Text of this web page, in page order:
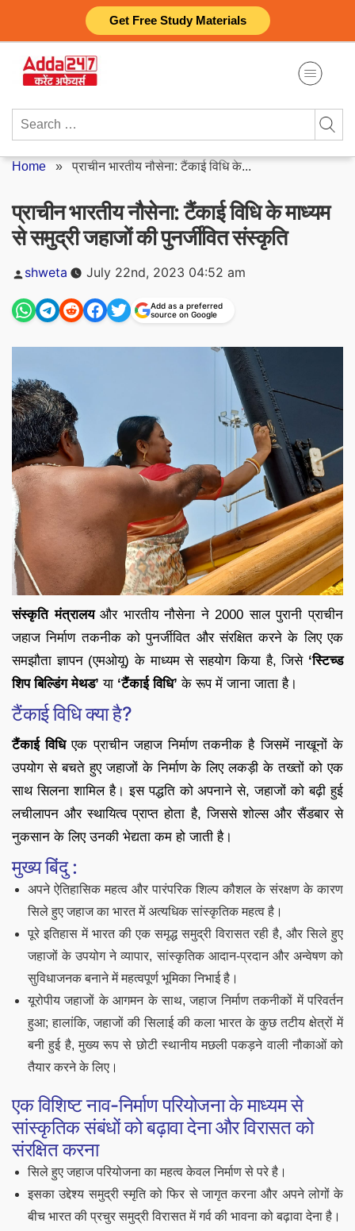
Get Free Study Materials
content
Search
Home »प्राचीन भारतीय नौसेना: टैंकाई विधि के...
प्राचीन भारतीय नौसेना: टैंकाई विधि के माध्यम
से समुद्री जहाजों की पुनर्जीवित संस्कृति
Posted
by
shweta July 22nd, 2023 04:52 am
Add as a preferred
source on Google
संस्कृति मंत्रालयऔर भारतीय नौसेना ने 2000 साल पुरानी प्राचीन
जहाज निर्माण तकनीक को पुनर्जीवित और संरक्षित करने के लिए एक
समझौता ज्ञापन (एमओयू) के माध्यम से सहयोग किया है, जिसे ‘स्टिच्ड
शिप बिल्डिंग मेथड’ या ‘टैंकाई विधि’ के रूप में जाना जाता है।
टैंकाई विधि क्या है?
टैंकाई विधिएक प्राचीन जहाज निर्माण तकनीक है जिसमें नाखूनों के
उपयोग से बचते हुए जहाजों के निर्माण के लिए लकड़ी के तख्तों को एक
साथ सिलना शामिल है। इस पद्धति को अपनाने से, जहाजों को बढ़ी हुई
लचीलापन और स्थायित्व प्राप्त होता है, जिससे शोल्स और सैंडबार से
नुकसान के लिए उनकी भेद्यता कम हो जाती है।
मुख्य बिंदु :
अपने ऐतिहासिक महत्व और पारंपरिक शिल्प कौशल के संरक्षण के कारण
सिले हुए जहाज का भारत में अत्यधिक सांस्कृतिक महत्व है।
पूरे इतिहास में भारत की एक समृद्ध समुद्री विरासत रही है, और सिले हुए
जहाजों के उपयोग ने व्यापार, सांस्कृतिक आदान-प्रदान और अन्वेषण को
सुविधाजनक बनाने में महत्वपूर्ण भूमिका निभाई है।
यूरोपीय जहाजों के आगमन के साथ, जहाज निर्माण तकनीकों में परिवर्तन
हुआ; हालांकि, जहाजों की सिलाई की कला भारत के कुछ तटीय क्षेत्रों में
बनी हुई है, मुख्य रूप से छोटी स्थानीय मछली पकड़ने वाली नौकाओं को
तैयार करने के लिए।
एक विशिष्ट नाव-निर्माण परियोजना के माध्यम से
सांस्कृतिक संबंधों को बढ़ावा देना और विरासत को
संरक्षित करना
सिले हुए जहाज परियोजना का महत्व केवल निर्माण से परे है।
इसका उद्देश्य समुद्री स्मृति को फिर से जागृत करना और अपने लोगों के
बीच भारत की प्रचुर समुद्री विरासत में गर्व की भावना को बढ़ावा देना है।